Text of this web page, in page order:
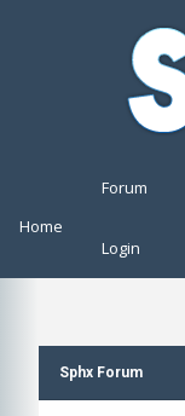
Home
Forum
Login
Sphx Forum